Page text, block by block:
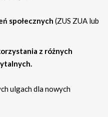
społecznych (ZUS ZUA lub
z różnych
ulgach dla nowych